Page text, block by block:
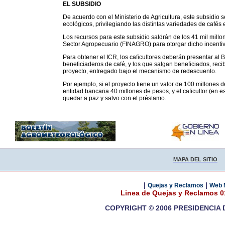
EL SUBSIDIO
De acuerdo con el Ministerio de Agricultura, este
ecológicos, privilegiando las distintas variedades de cafés
Los recursos para este subsidio saldrán de los 41 mil
Sector Agropecuario (FINAGRO) para otorgar dicho
Para obtener el ICR, los caficultores deberán presentar al
beneficiaderos de café, y los que salgan beneficiados,
proyecto, entregado bajo el mecanismo de redescuento.
Por ejemplo, si el proyecto tiene un valor de 100 millones
entidad bancaria 40 millones de pesos, y el caficultor (en
quedar a paz y salvo con el préstamo.
MAPA DEL SITIO
| Quejas y Reclamos | Web
Linea de Quejas y Reclamos
COPYRIGHT © 2006 PRESIDENCIA